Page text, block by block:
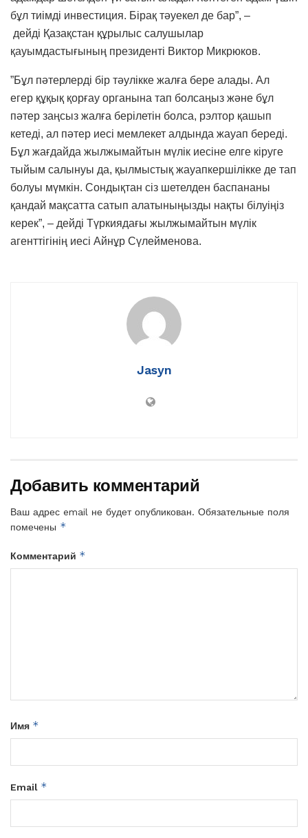
бұл тиімді инвестиция. Бірақ тәуекел де бар”, –
дейді Қазақстан құрылыс салушылар
қауымдастығының президенті Виктор Микрюков.
”Бұл пәтерлерді бір тәулікке жалға бере алады. Ал
егер құқық қорғау органына тап болсаңыз және бұл
пәтер заңсыз жалға берілетін болса, рэлтор қашып
кетеді, ал пәтер иесі мемлекет алдында жауап береді.
Бұл жағдайда жылжымайтын мүлік иесіне елге кіруге
тыйым салынуы да, қылмыстық жауапкершілікке де тап
болуы мүмкін. Сондықтан сіз шетелден баспананы
қандай мақсатта сатып алатыныңызды нақты білуіңіз
керек”, – дейді Түркиядағы жылжымайтын мүлік
агенттігінің иесі Айнұр Сүлейменова.
Jasyn
Добавить комментарий
Ваш адрес email не будет опубликован. Обязательные поля
помечены *
Комментарий *
Имя *
Email *